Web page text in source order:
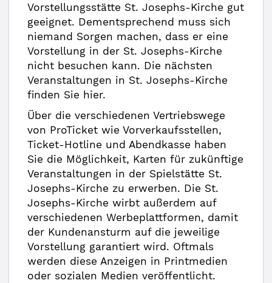
Vorstellungsstätte St. Josephs-Kirche gut
geeignet. Dementsprechend muss sich
niemand Sorgen machen, dass er eine
Vorstellung in der St. Josephs-Kirche
nicht besuchen kann. Die nächsten
Veranstaltungen in St. Josephs-Kirche
finden Sie hier.
Über die verschiedenen Vertriebswege
von ProTicket wie Vorverkaufsstellen,
Ticket-Hotline und Abendkasse haben
Sie die Möglichkeit, Karten für zukünftige
Veranstaltungen in der Spielstätte St.
Josephs-Kirche zu erwerben. Die St.
Josephs-Kirche wirbt außerdem auf
verschiedenen Werbeplattformen, damit
der Kundenansturm auf die jeweilige
Vorstellung garantiert wird. Oftmals
werden diese Anzeigen in Printmedien
oder sozialen Medien veröffentlicht.